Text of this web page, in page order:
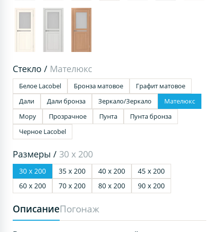
Стекло / Мателюкс
Белое Lacobel Бронза матовое
Графит матовое
Дали
Дали бронза Зеркало/Зеркало
Мателюкс
Мору
Прозрачное Пунта
Пунта бронза
Черное Lacobel
Размеры / 30 х 200
30 х 200 35 х 200 40 х 200
45 х 200
60 х 200
70 х 200 80 х 200 90 х 200
ОписаниеПогонаж